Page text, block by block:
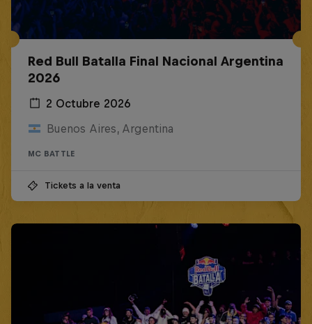
Red Bull Batalla Final Nacional Argentina
2026
2 Octubre 2026
Buenos Aires, Argentina
MC BATTLE
Tickets a la venta